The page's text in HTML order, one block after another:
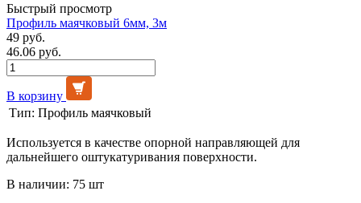
Быстрый просмотр
Профиль маячковый 6мм, 3м
49 руб.
46.06 руб.
В корзину
Тип: Профиль маячковый
Используется в качестве опорной направляющей для
дальнейшего оштукатуривания поверхности.
В наличии: 75 шт